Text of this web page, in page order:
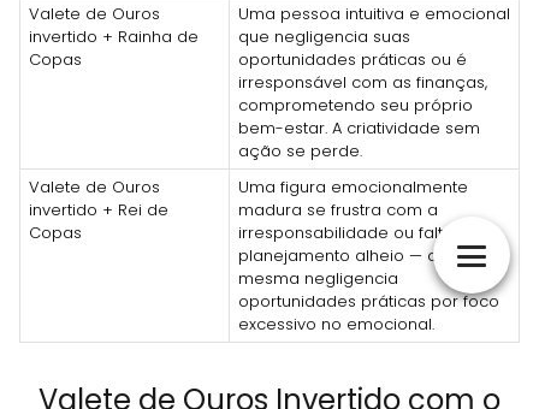
Valete de Ouros
invertido + Rainha de
Copas
Uma pessoa intuitiva e emocional
que negligencia suas
oportunidades práticas ou é
irresponsável com as finanças,
comprometendo seu próprio
bem-estar. A criatividade sem
ação se perde.
Valete de Ouros
invertido + Rei de
Copas
Uma figura emocionalmente
madura se frustra com a
irresponsabilidade ou falta de
planejamento alheio — ou ela
mesma negligencia
oportunidades práticas por foco
excessivo no emocional.
Valete de Ouros Invertido com o